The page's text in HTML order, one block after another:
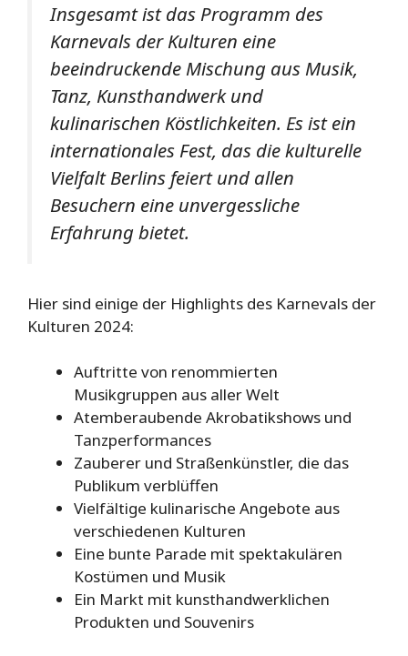
Insgesamt ist das Programm des
Karnevals der Kulturen eine
beeindruckende Mischung aus Musik,
Tanz, Kunsthandwerk und
kulinarischen Köstlichkeiten. Es ist ein
internationales Fest, das die kulturelle
Vielfalt Berlins feiert und allen
Besuchern eine unvergessliche
Erfahrung bietet.
Hier sind einige der Highlights des Karnevals der
Kulturen 2024:
Auftritte von renommierten
Musikgruppen aus aller Welt
Atemberaubende Akrobatikshows und
Tanzperformances
Zauberer und Straßenkünstler, die das
Publikum verblüffen
Vielfältige kulinarische Angebote aus
verschiedenen Kulturen
Eine bunte Parade mit spektakulären
Kostümen und Musik
Ein Markt mit kunsthandwerklichen
Produkten und Souvenirs